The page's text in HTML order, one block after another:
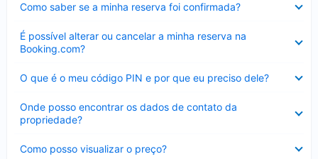
Como saber se a minha reserva foi confirmada?
É possível alterar ou cancelar a minha reserva na
Booking.com?
Contraído
O que é o meu código PIN e por que eu preciso dele?
Onde posso encontrar os dados de contato da
propriedade?
Como posso visualizar o preço?